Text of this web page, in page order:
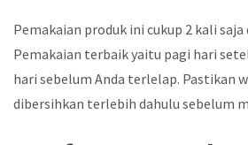
Pemakaian produk ini cukup 2 kali saja
Pemakaian terbaik yaitu pagi hari
hari sebelum Anda terlelap. Pastikan
dibersihkan terlebih dahulu sebelum